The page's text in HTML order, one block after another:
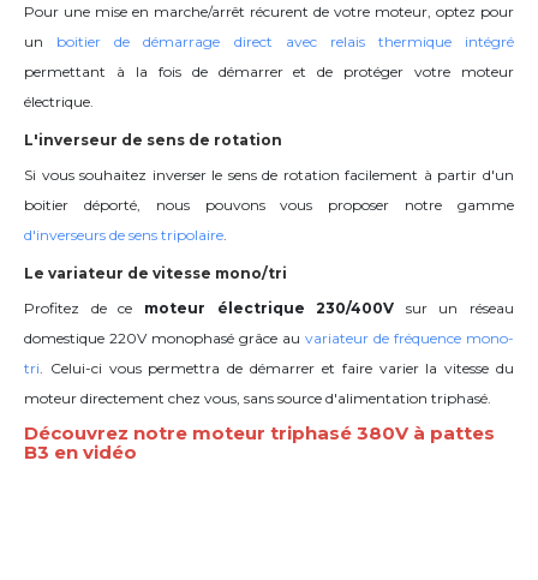
Pour une mise en marche/arrêt récurent de votre moteur, optez pour
un boitier de démarrage direct avec relais thermique intégré
permettant à la fois de démarrer et de protéger votre moteur
électrique.
L'inverseur de sens de rotation
Si vous souhaitez inverser le sens de rotation facilement à partir d'un
boitier déporté, nous pouvons vous proposer notre gamme
d'inverseurs de sens tripolaire.
Le variateur de vitesse mono/tri
Profitez de ce moteur électrique 230/400V sur un réseau
domestique 220V monophasé grâce au variateur de fréquence mono-
tri. Celui-ci vous permettra de démarrer et faire varier la vitesse du
moteur directement chez vous, sans source d'alimentation triphasé.
Découvrez notre moteur triphasé 380V à pattes
B3 en vidéo